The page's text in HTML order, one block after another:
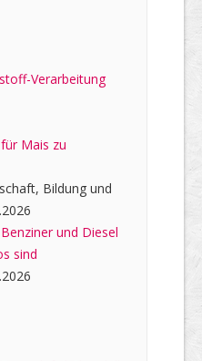
Verarbeitung
Mais zu
Bildung und
und Diesel
sind